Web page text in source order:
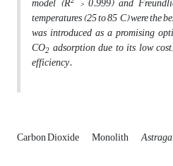
temperatures (25 to 85 °C) were the
was introduced as a promising
CO2 adsorption due to its low
efficiency.
Carbon Dioxide Monolith